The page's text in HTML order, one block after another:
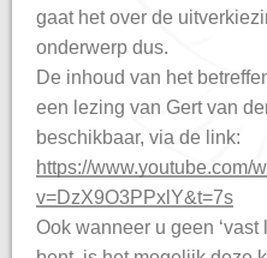
gaat het over de
onderwerp dus.
De inhoud van het
een lezing van Gert van
beschikbaar, via de link:
https://www.youtube.com/
v=DzX9O3PPxlY&t=7s
Ook wanneer u geen ‘vast